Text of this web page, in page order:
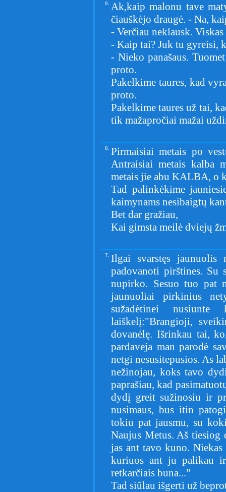
9. Ak,kaip malonu tave
čiauškėjo draugė. - Na,
- Verčiau neklausk.
- Kaip tai? Juk tu gyreisi,
- Nieko panašaus.
proto.
Pakelkime taures, kad
proto.
Pakelkime taures už tai,
tik mažapročiai mažai
8. Pirmaisiai metais po
Antraisiai metais kalba
metais jie abu KALBA, o
Tad palinkėkime
kaimynams nesibaigtų
Bet dar gražiau,
Kai gimsta meilė dviejų
7. Ilgai svarstęs jaunuolis
padovanoti pirštines. Su
nupirko. Sesuo tuo pat
jaunuoliai pirkinius
sužadėtinei nusiunte
laiškelį:"Brangioji,
dovanėlę. Išrinkau tai,
pardaveja man parodė
netgi nesusitepusios. As
nežinojau, koks tavo
paprašiau, kad
dydį greit sužinosiu ir
nusimaus, bus itin
tokiu pat jausmu, su
Naujus Metus. Aš
jas ant tavo kuno.
kuriuos ant ju palikau
retkarčiais buna..."
Tad siūlau išgerti už